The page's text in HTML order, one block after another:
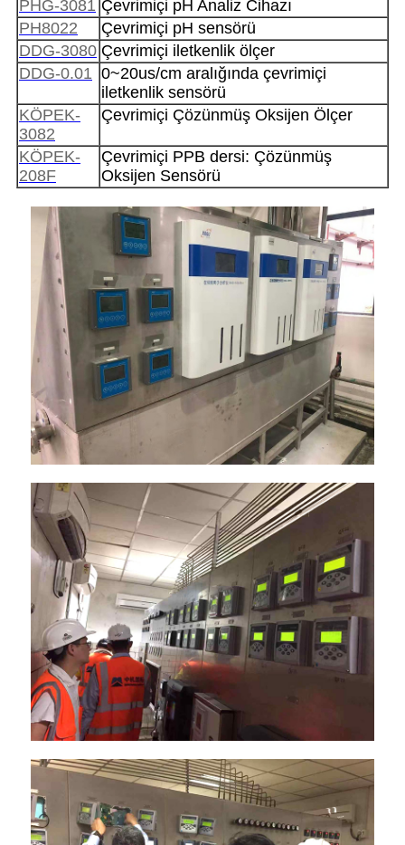
PHG-3081 Çevrimiçi pH Analiz Cihazı
PH8022
Çevrimiçi pH sensörü
DDG-3080 Çevrimiçi iletkenlik ölçer
DDG-0.01 0~20us/cm aralığında çevrimiçi
iletkenlik sensörü
KÖPEK-
3082
Çevrimiçi Çözünmüş Oksijen Ölçer
KÖPEK-
208F
Çevrimiçi PPB dersi: Çözünmüş
Oksijen Sensörü